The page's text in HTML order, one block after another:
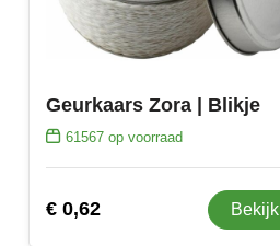
Geurkaars Zora | Blikje
61567op voorraad
€ 0,62 Bekijk